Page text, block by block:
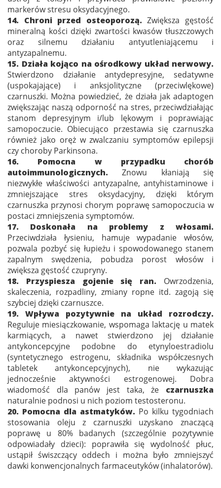
markerów stresu oksydacyjnego.
14. Chroni przed osteoporozą.Zwiększa gęstość
mineralną kości dzięki zwartości kwasów tłuszczowych
oraz silnemu działaniu antyutleniającemu i
antyzapalnemu.
15. Działa kojąco na ośrodkowy układ nerwowy.
Stwierdzono działanie antydepresyjne, sedatywne
(uspokajające) i anksjolityczne (przeciwlękowe)
czarnuszki. Można powiedzieć, że działa jak adaptogen
zwiększając naszą odporność na stres, przeciwdziałając
stanom depresyjnym i/lub lękowym i poprawiając
samopoczucie. Obiecująco przestawia się czarnuszka
również jako oręż w zwalczaniu symptomów epilepsji
czy choroby Parkinsona.
16. Pomocna w przypadku chorób
autoimmunologicznych.Znowu kłaniają się
niezwykłe właściwości antyzapalne, antyhistaminowe i
zmniejszające stres oksydacyjny, dzięki którym
czarnuszka przynosi chorym poprawę samopoczucia w
postaci zmniejszenia symptomów.
17. Doskonała na problemy z włosami.
Przeciwdziała łysieniu, hamuje wypadanie włosów,
pozwala pozbyć się łupieżu i spowodowanego stanem
zapalnym swędzenia, pobudza porost włosów i
zwiększa gęstość czupryny.
18. Przyspiesza gojenie się ran. Owrzodzenia,
skaleczenia, rozpadliny, zmiany ropne itd. zagoją się
szybciej dzięki czarnuszce.
19. Wpływa pozytywnie na układ rozrodczy.
Reguluje miesiączkowanie, wspomaga laktację u matek
karmiących, a nawet stwierdzono jej działanie
antykoncepcyjne podobne do etynyloestradiolu
(syntetycznego estrogenu, składnika współczesnych
tabletek antykoncepcyjnych), nie wykazując
jednocześnie aktywności estrogenowej. Dobra
wiadomość dla panów jest taka, że czarnuszka
naturalnie podnosi u nich poziom testosteronu.
20. Pomocna dla astmatyków. Po kilku tygodniach
stosowania oleju z czarnuszki uzyskano znaczącą
poprawę u 80% badanych (szczególnie pozytywnie
odpowiadały dzieci): poprawiła się wydolność płuc,
ustąpił świszczący oddech i można było zmniejszyć
dawki konwencjonalnych farmaceutyków (inhalatorów).